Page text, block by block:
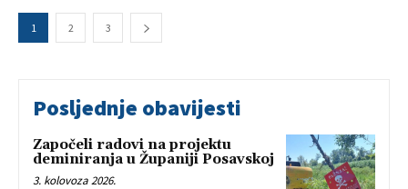
1 2 3
Posljednje obavijesti
Započeli radovi na projektu
deminiranja u Županiji Posavskoj
3. kolovoza 2026.